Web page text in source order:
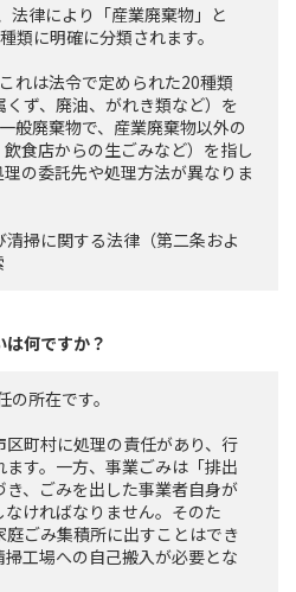
法律により「産業廃棄物」と
類に明確に分類されます。
れは法令で定められた20種類
くず、廃油、がれき類など）を
般廃棄物で、産業廃棄物以外の
食店からの生ごみなど）を指し
の委託先や処理方法が異なりま
清掃に関する法律（第二条およ
何ですか？
所在です。
町村に処理の責任があり、行
す。一方、事業ごみは「排出
、ごみを出した事業者自身が
ければなりません。そのた
ごみ集積所に出すことはでき
工場への自己搬入が必要とな